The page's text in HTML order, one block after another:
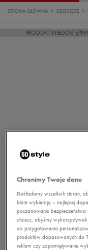
STRONA GŁÓWNA DZIECIĘCE
PRODUKT NIEDOSTĘPNY
Chronimy Twoje dane
Dokładamy wszelkich starań,
które wybierają – najlepiej
poszanowaniu
chcesz, abyśmy
do przygotowania
produktów dopasowanych do
reklam czy zapamiętywanie